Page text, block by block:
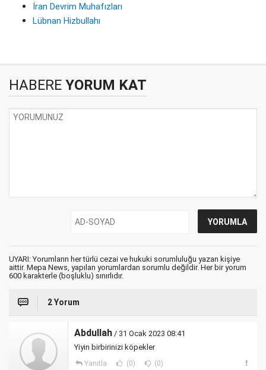
İran Devrim Muhafızları
Lübnan Hizbullahı
HABERE YORUM KAT
UYARI: Yorumların her türlü cezai ve hukuki sorumluluğu yazan kişiye
aittir. Mepa News, yapılan yorumlardan sorumlu değildir. Her bir yorum
600 karakterle (boşluklu) sınırlıdır.
2 Yorum
Abdullah / 31 Ocak 2023 08:41
Yiyin birbirinizi köpekler
Yanıtla (0) (0)